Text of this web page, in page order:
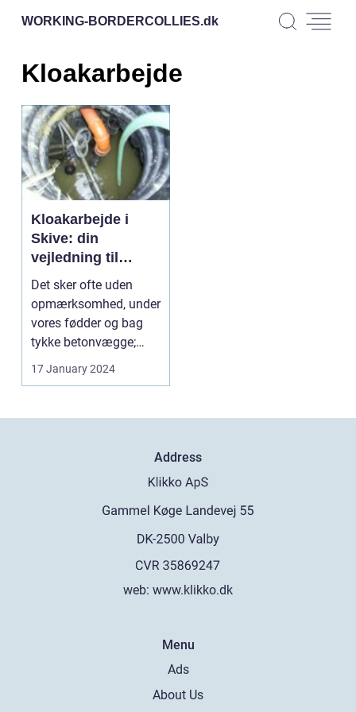
WORKING-BORDERCOLLIES.dk
Kloakarbejde
Kloakarbejde i
Skive: din
vejledning til
pålidelig service
Det sker ofte uden
opmærksomhed, under
vores fødder og bag
tykke betonvægge;
kloaksystemet er en
17 January 2024
Address
web: www.klikko.dk
Menu
Ads
About Us